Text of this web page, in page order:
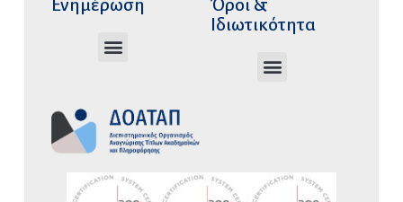
Ενημέρωση
Όροι &
Ιδιωτικότητα